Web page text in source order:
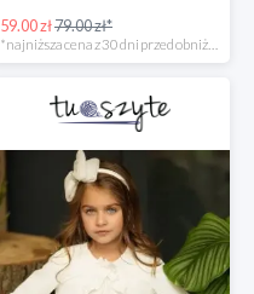
59.00 zł79.00 zł*
*najniższa cena z 30 dni przed obniżką